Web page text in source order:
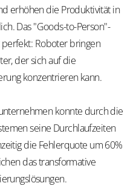
erhöhen die Produktivität in
Das "Goods-to-Person"-
Roboter bringen
der sich auf die
konzentrieren kann.
konnte durch die
seine Durchlaufzeiten
die Fehlerquote um 60%
das transformative